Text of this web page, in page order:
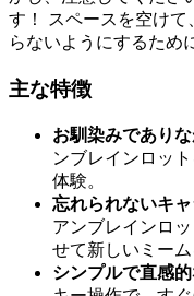
す！ スペースを空け
らないようにするため
主な特徴
お馴染みであり
ンブレインロッ
体験。
忘れられないキャ
アンブレインロ
せて新しいミーム
シンプルで直感的